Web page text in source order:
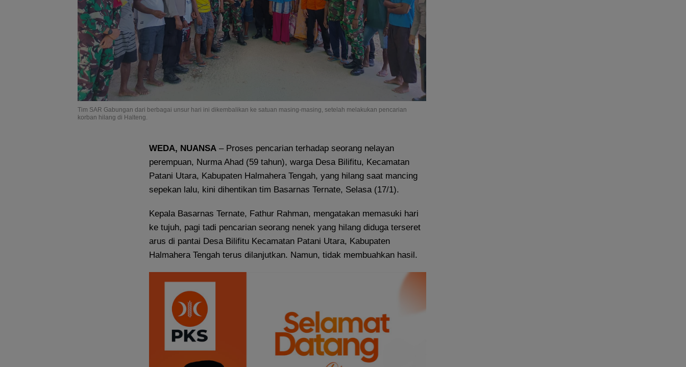
Tim SAR Gabungan dari berbagai unsur hari ini dikembalikan ke satuan masing-masing, setelah melakukan pencarian
korban hilang di Halteng.
WEDA, NUANSA – Proses pencarian terhadap seorang nelayan
perempuan, Nurma Ahad (59 tahun), warga Desa Bilifitu, Kecamatan
Patani Utara, Kabupaten Halmahera Tengah, yang hilang saat mancing
sepekan lalu, kini dihentikan tim Basarnas Ternate, Selasa (17/1).
Kepala Basarnas Ternate, Fathur Rahman, mengatakan memasuki hari
ke tujuh, pagi tadi pencarian seorang nenek yang hilang diduga terseret
arus di pantai Desa Bilifitu Kecamatan Patani Utara, Kabupaten
Halmahera Tengah terus dilanjutkan. Namun, tidak membuahkan hasil.